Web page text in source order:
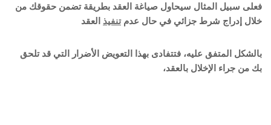
فعلى سبيل المثال سيحاول صياغة العقد بطريقة تضمن حقوقك من
خلال إدراج شرط جزائي في حال عدمتنفيذ العقد
بالشكل المتفق عليه، فتتفادى بهذا التعويض الأضرار التي قد تلحق
بك من جراء الإخلال بالعقد،